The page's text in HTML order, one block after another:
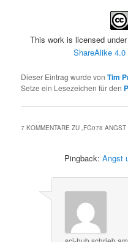
This work is licensed
ShareAlike
Dieser Eintrag wurde vonTim
Setze ein Lesezeichen für den
7 KOMMENTARE ZU „FG078 ANGST
Pingback:Angst